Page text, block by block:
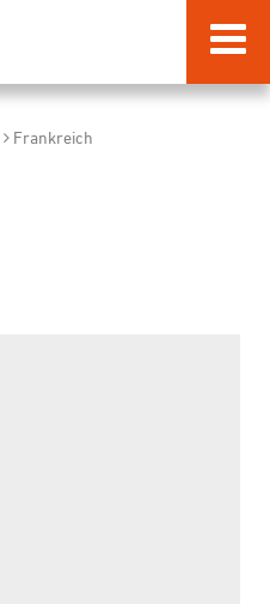
Frankreich